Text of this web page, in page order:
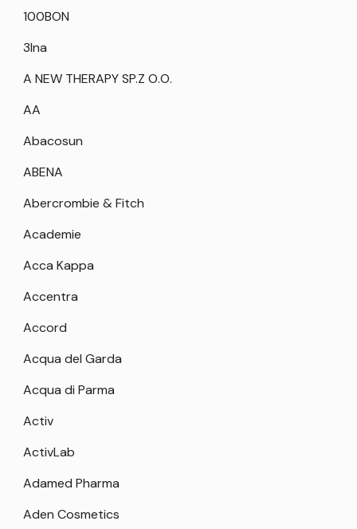
100BON
3Ina
A NEW THERAPY SP.Z O.O.
AA
Abacosun
ABENA
Abercrombie & Fitch
Academie
Acca Kappa
Accentra
Accord
Acqua del Garda
Acqua di Parma
Activ
ActivLab
Adamed Pharma
Aden Cosmetics